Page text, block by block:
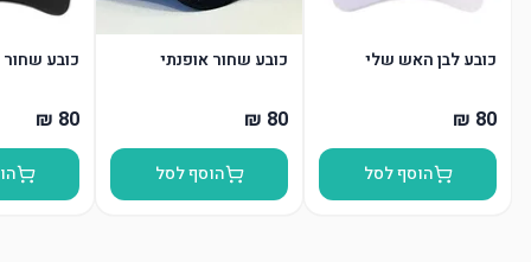
כובע לבן האש שלי
הוסף לסל
כובע שחור אופנתי
הוסף לסל
כובע